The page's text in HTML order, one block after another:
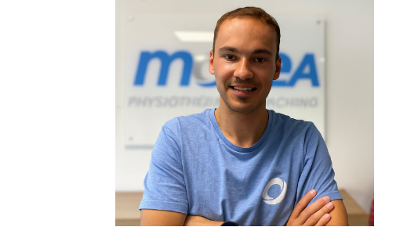
Coach spécialisé dans la course à
pied, le vélo et le triathlon.